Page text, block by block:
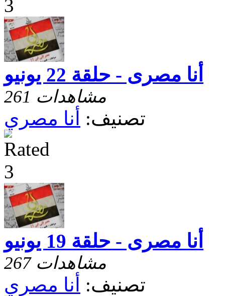
أنا مصرى - حلقة 22 يونيو
261 مشاهدات
تصنيف: أنا مصري
أنا مصرى - حلقة 19 يونيو
267 مشاهدات
تصنيف: أنا مصري